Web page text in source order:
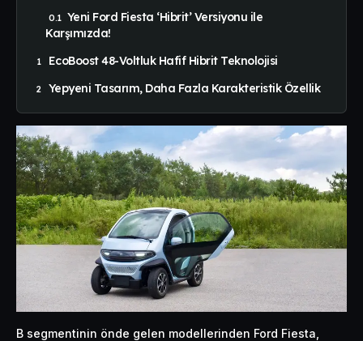
Yeni Ford Fiesta ‘Hibrit’ Versiyonu ile
Karşımızda!
EcoBoost 48-Voltluk Hafif Hibrit Teknolojisi
Yepyeni Tasarım, Daha Fazla Karakteristik Özellik
B segmentinin önde gelen modellerinden Ford Fiesta,